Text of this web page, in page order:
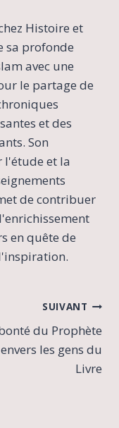
Histoire et
sa profonde
avec une
le partage de
et des
Son
l'étude et la
de contribuer
en quête de
SUIVANT
du Prophète
envers les gens du
Livre